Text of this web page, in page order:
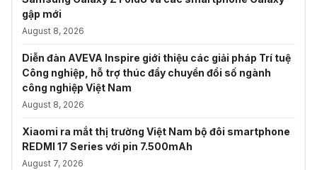
gập mới
August 8, 2026
Diễn đàn AVEVA Inspire giới thiệu các giải pháp Trí tuệ
Công nghiệp, hỗ trợ thúc đẩy chuyển đổi số ngành
công nghiệp Việt Nam
August 8, 2026
Xiaomi ra mắt thị trường Việt Nam bộ đôi smartphone
REDMI 17 Series với pin 7.500mAh
August 7, 2026